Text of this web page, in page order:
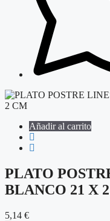
Añadir al carrito
PLATO
BLANCO 21 X
5,14 €